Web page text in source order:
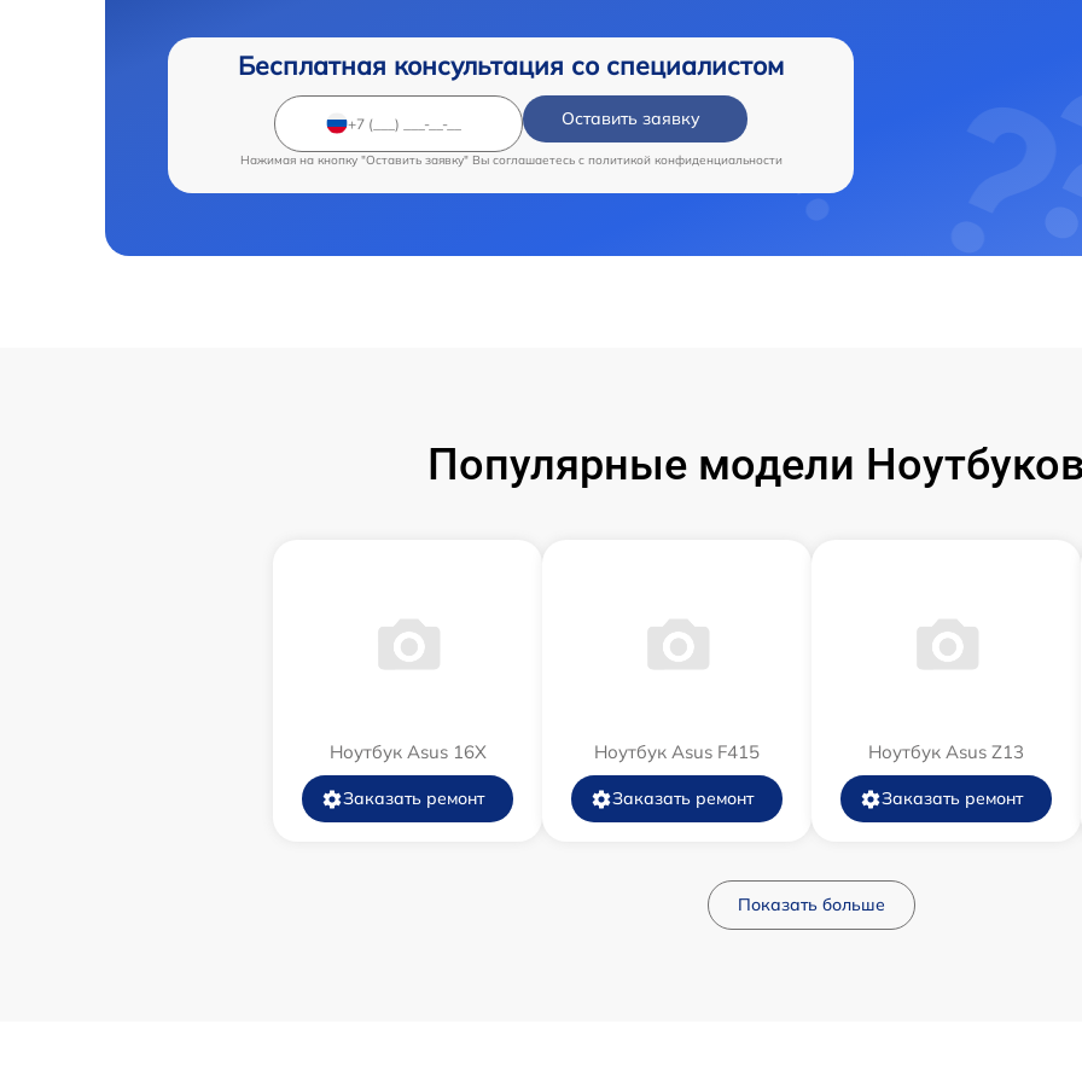
Бесплатная консультация со специалистом
Оставить заявку
Нажимая на кнопку "Оставить заявку" Вы соглашаетесь c политикой конфиденциальности
Популярные модели
Ноутбук Asus 16X
Заказать ремонт
Ноутбук Asus F415
Заказать ремонт
Ноутбук Asus Z13
Заказать ремонт
Показать больше